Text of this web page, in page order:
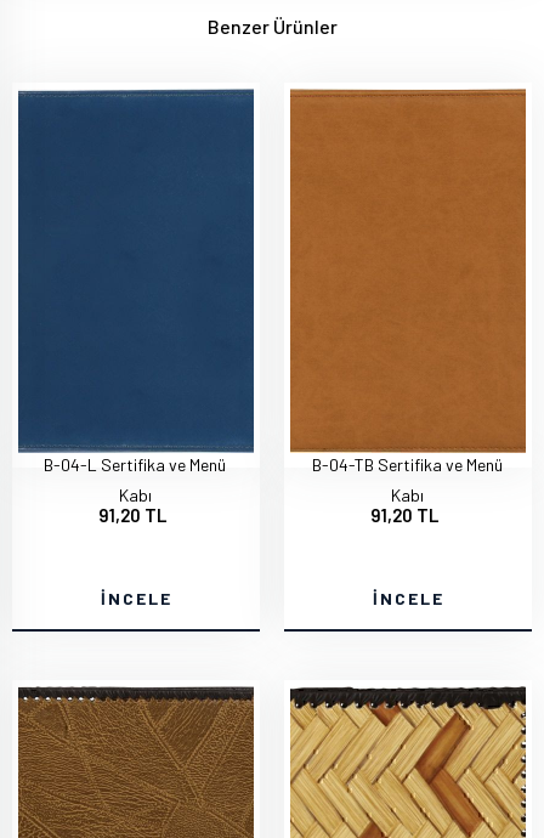
Benzer Ürünler
B-04-L Sertifika ve Menü
Kabı
91,20 TL
İNCELE
B-04-TB Sertifika ve Menü
Kabı
91,20 TL
İNCELE